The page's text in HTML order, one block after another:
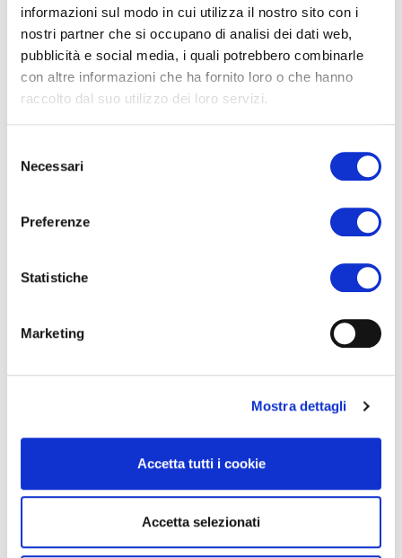
informazioni sul modo in cui utilizza il nostro sito con i
nostri partner che si occupano di analisi dei dati web,
pubblicità e social media, i quali potrebbero combinarle
con altre informazioni che ha fornito loro o che hanno
raccolto dal suo utilizzo dei loro servizi.
delNecessari
Preferenze
Statistiche
Marketing
Mostra dettagli
Accetta tutti i cookie
Accetta selezionati
Minigolf i ping-pong